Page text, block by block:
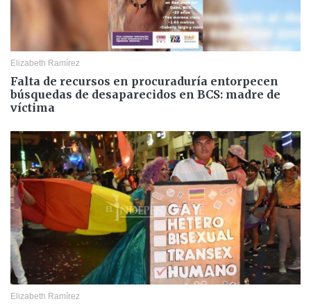
Elizabeth Ramírez
Falta de recursos en procuraduría entorpecen
búsquedas de desaparecidos en BCS: madre de
víctima
Elizabeth Ramírez